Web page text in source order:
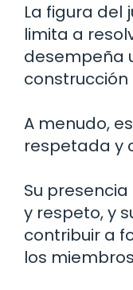
La figura del
limita a
desempeña
A menudo,
respetada y
Su
y respeto, y
contribuir a
los